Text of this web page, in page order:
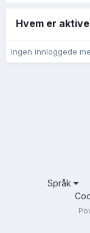
Hvem er aktive
Ingen innloggede
Språk